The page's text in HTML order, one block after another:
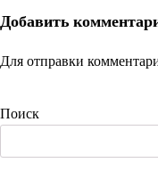
Добавить
Для отправки
Поиск